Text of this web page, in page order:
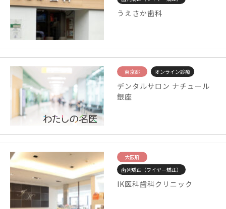
うえさか歯科
東京都 オンライン診療
デンタルサロン ナチュール
銀座
大阪府
歯列矯正（ワイヤー矯正）
IK医科歯科クリニック